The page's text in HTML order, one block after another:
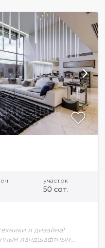
участок
50 сот.
и дизайна!
ландшафтным